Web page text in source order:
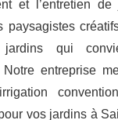
et l’entretien
paysagistes
qui
entreprise
vos jardins à